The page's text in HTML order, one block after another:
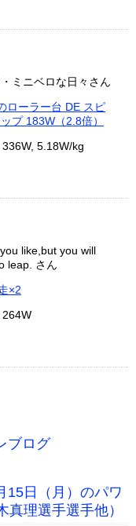
ミニベロな日々さん
ローラー台 DE スピ
プ 183W（2.8倍）
5.18W/kg
like,but you will
leap. さん
×2
ブログ
日（月）のパワ
真理選手選手他）